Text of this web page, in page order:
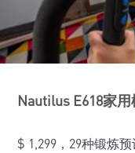
Nautilus E618家
$ 1,299，29种锻炼